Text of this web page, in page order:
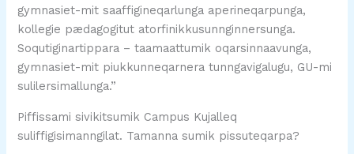
gymnasiet-mit saaffigineqarlunga aperineqarpunga,
kollegie pædagogitut atorfinikkusunnginnersunga.
Soqutiginartippara – taamaattumik oqarsinnaavunga,
gymnasiet-mit piukkunneqarnera tunngavigalugu, GU-mi
sulilersimallunga.”
Piffissami sivikitsumik Campus Kujalleq
suliffigisimanngilat. Tamanna sumik pissuteqarpa?